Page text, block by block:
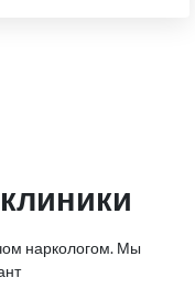
наркологом. Мы